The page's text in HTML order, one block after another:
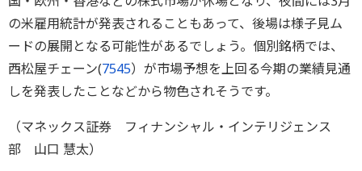
の米雇用統計が発表されることもあって、後場は様子見ム
ードの展開となる可能性があるでしょう。個別銘柄では、
西松屋チェーン(7545）が市場予想を上回る今期の業績見通
しを発表したことなどから物色されそうです。
（マネックス証券 フィナンシャル・インテリジェンス
部 山口 慧太）